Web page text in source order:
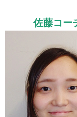
佐藤コー